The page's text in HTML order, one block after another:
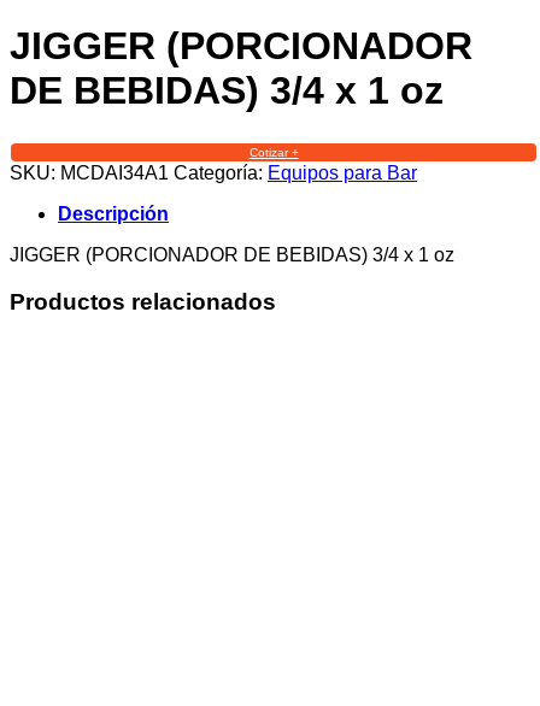
JIGGER (PORCIONADOR
DE BEBIDAS) 3/4 x 1 oz
Cotizar +
SKU: MCDAI34A1 Categoría: Equipos para Bar
Descripción
JIGGER (PORCIONADOR DE BEBIDAS) 3/4 x 1 oz
Productos relacionados